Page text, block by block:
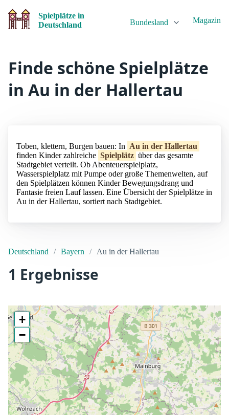
Spielplätze in
Deutschland
Bundesland Magazin
Finde schöne Spielplätze
in Au in der Hallertau
Toben, klettern, Burgen bauen: In Au in der Hallertau
finden Kinder zahlreiche Spielplätz über das gesamte
Stadtgebiet verteilt. Ob Abenteuerspielplatz,
Wasserspielplatz mit Pumpe oder große Themenwelten, auf
den Spielplätzen können Kinder Bewegungsdrang und
Fantasie freien Lauf lassen. Eine Übersicht der Spielplätze in
Au in der Hallertau, sortiert nach Stadtgebiet.
Deutschland Bayern Au in der Hallertau
1 Ergebnisse
+
−